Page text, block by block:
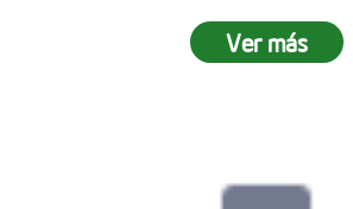
Ver más